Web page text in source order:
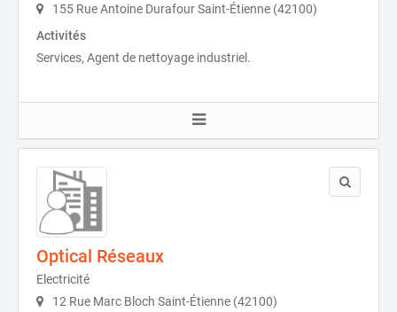
155 Rue Antoine Durafour Saint-Étienne (42100)
Activités
Services, Agent de nettoyage industriel.
Optical Réseaux
Electricité
12 Rue Marc Bloch Saint-Étienne (42100)